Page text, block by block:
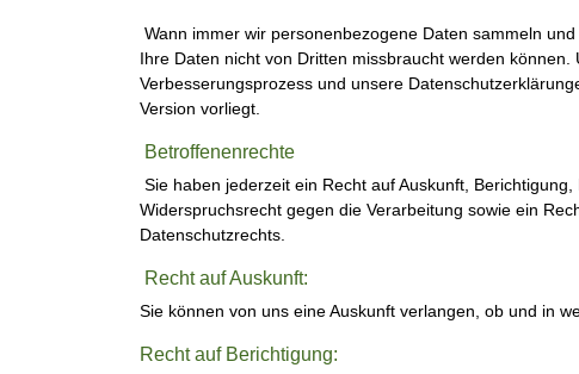
Wann immer wir personenbezogene Daten sammeln
Ihre Daten nicht von Dritten missbraucht werden
Verbesserungsprozess und unsere
Version vorliegt.
Betroffenenrechte
Sie haben jederzeit ein Recht auf Auskunft,
Widerspruchsrecht gegen die Verarbeitung sowie ein
Datenschutzrechts.
Recht auf Auskunft:
Sie können von uns eine Auskunft verlangen, ob und in
Recht auf Berichtigung: